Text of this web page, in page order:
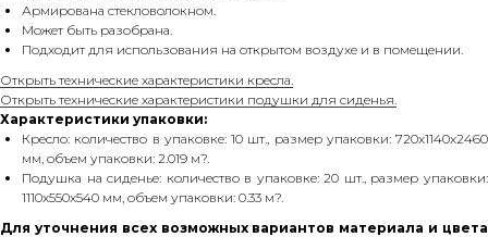
Армирована стекловолокном.
Может быть разобрана.
Подходит для использования на открытом воздухе и в помещении.
Открыть технические характеристики кресла.
Открыть технические характеристики подушки для сиденья.
Характеристики упаковки:
Кресло: количество в упаковке: 10 шт., размер упаковки: 720х1140х2460
мм, объем упаковки: 2.019 м?.
Подушка на сиденье: количество в упаковке: 20 шт., размер упаковки:
1110х550х540 мм, объем упаковки: 0.33 м?.
Для уточнения всех возможных вариантов материала и цвета